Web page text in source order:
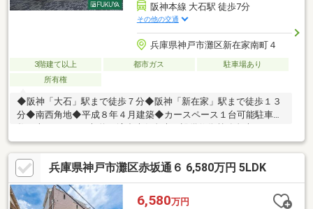
阪神本線 大石駅 徒歩7分
その他の交通
兵庫県神戸市灘区新在家南町４
3階建て以上 都市ガス
駐車場あり
所有権
◆阪神「大石」駅まで徒歩７分◆阪神「新在家」駅まで徒歩１３
分◆南西角地◆平成８年４月建築◆カースペース１台可能駐車台
兵庫県神戸市灘区赤坂通６ 6,580万円 5LDK
6,580万円